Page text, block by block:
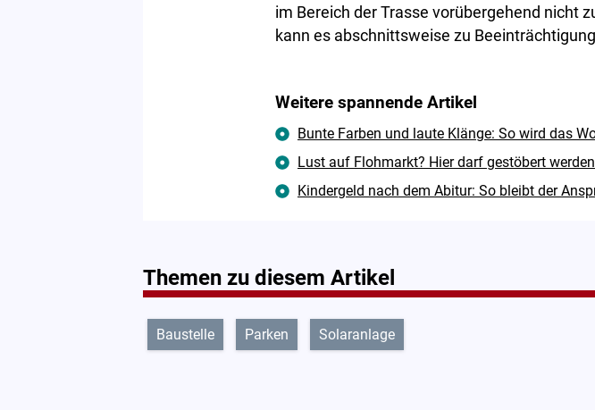
im Bereich der Trasse vorübergehend nicht
kann es abschnittsweise zu
Weitere spannende Artikel
Bunte Farben und laute Klänge: So wird das
Lust auf Flohmarkt? Hier darf gestöbert werden
Kindergeld nach dem Abitur: So bleibt der
Themen zu diesem Artikel
Baustelle Parken Solaranlage